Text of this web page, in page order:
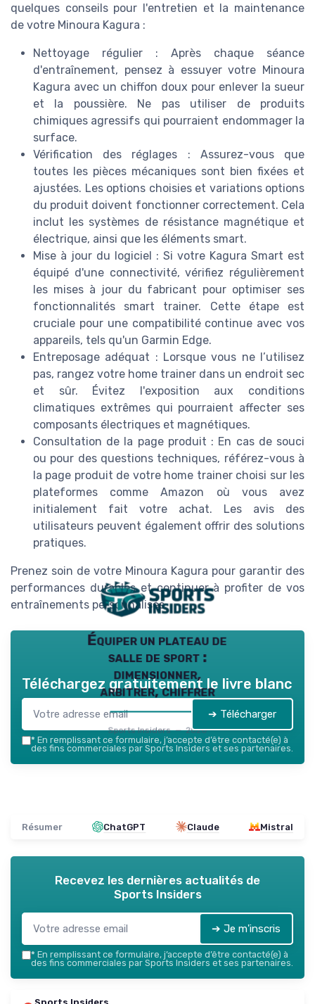
quelques conseils pour l'entretien et la maintenance
de votre Minoura Kagura :
Nettoyage régulier : Après chaque séance
d'entraînement, pensez à essuyer votre Minoura
Kagura avec un chiffon doux pour enlever la sueur
et la poussière. Ne pas utiliser de produits
chimiques agressifs qui pourraient endommager la
surface.
Vérification des réglages : Assurez-vous que
toutes les pièces mécaniques sont bien fixées et
ajustées. Les options choisies et variations options
du produit doivent fonctionner correctement. Cela
inclut les systèmes de résistance magnétique et
électrique, ainsi que les éléments smart.
Mise à jour du logiciel : Si votre Kagura Smart est
équipé d'une connectivité, vérifiez régulièrement
les mises à jour du fabricant pour optimiser ses
fonctionnalités smart trainer. Cette étape est
cruciale pour une compatibilité continue avec vos
appareils, tels qu'un Garmin Edge.
Entreposage adéquat : Lorsque vous ne l’utilisez
pas, rangez votre home trainer dans un endroit sec
et sûr. Évitez l'exposition aux conditions
climatiques extrêmes qui pourraient affecter ses
composants électriques et magnétiques.
Consultation de la page produit : En cas de souci
ou pour des questions techniques, référez-vous à
la page produit de votre home trainer choisi sur les
plateformes comme Amazon où vous avez
initialement fait votre achat. Les avis des
utilisateurs peuvent également offrir des solutions
pratiques.
Prenez soin de votre Minoura Kagura pour garantir des
performances durables et continuer à profiter de vos
entraînements personnalisés.
Équiper un plateau de
salle de sport :
dimensionner,
arbitrer, chiffrer
Sports Insiders — 2026
Téléchargez gratuitement le livre blanc
➔ Télécharger
* En remplissant ce formulaire, j’accepte d’être contacté(e) à
des fins commerciales par Sports Insiders et ses partenaires.
Résumer ChatGPT Claude Mistral
Recevez les dernières actualités de
Sports Insiders
➔ Je m'inscris
* En remplissant ce formulaire, j’accepte d’être contacté(e) à
des fins commerciales par Sports Insiders et ses partenaires.